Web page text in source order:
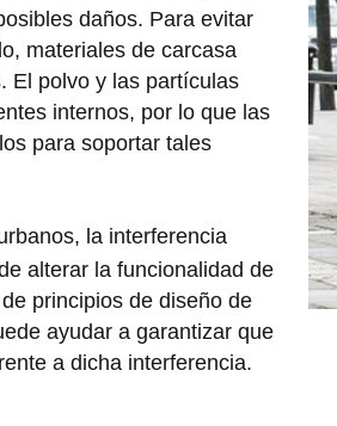
daños. Para evitar
materiales de carcasa
El polvo y las partículas
internos, por lo que las
para soportar tales
la interferencia
alterar la funcionalidad de
principios de diseño de
ayudar a garantizar que
a dicha interferencia.